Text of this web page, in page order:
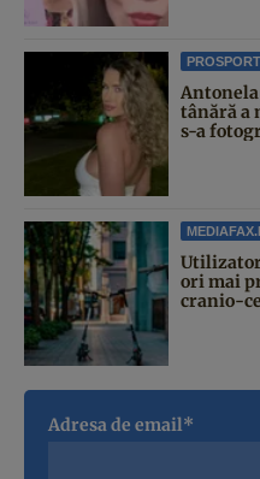
PROSPORT
tânără a
s-a
ori mai
cranio-
Adresa de email*